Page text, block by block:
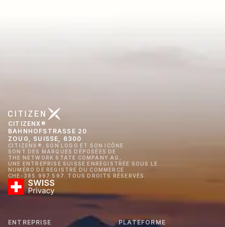
CITIZENX®
BAHNHOFSTRASSE 20
ZOUG, SUISSE, 6300
CITIZENX®, SON LOGO ET SON ICÔNE
SONT DES MARQUES DÉPOSÉES DE
THE NETWORK STATE COMPANY AG,
UNE ENTREPRISE SUISSE ENREGISTRÉE SOUS LE
NUMÉRO DE REGISTRE DU COMMERCE
CHE-385.997.597. TOUS DROITS RÉSERVÉS.
ENTREPRISE
PLATEFORME